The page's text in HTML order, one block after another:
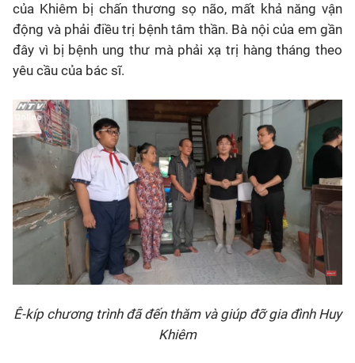
của Khiêm bị chấn thương sọ não, mất khả năng vận
động và phải điều trị bệnh tâm thần. Bà nội của em gần
đây vì bị bệnh ung thư mà phải xạ trị hàng tháng theo
yêu cầu của bác sĩ.
Ê-kíp chương trình đã đến thăm và giúp đỡ gia đình Huy
Khiêm